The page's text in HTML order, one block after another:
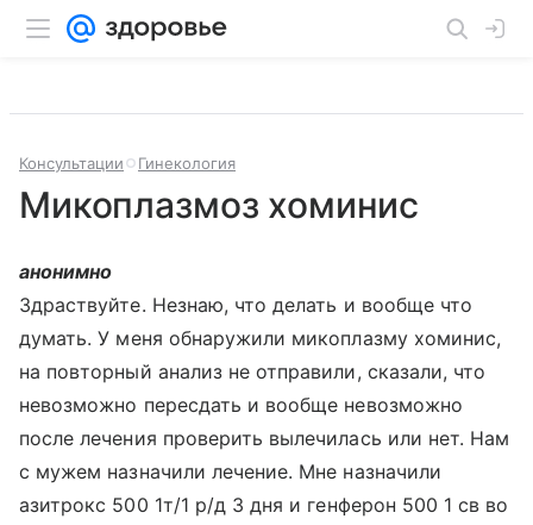
Консультации Гинекология
Микоплазмоз хоминис
анонимно
Здраствуйте. Незнаю, что делать и вообще что
думать. У меня обнаружили микоплазму хоминис,
на повторный анализ не отправили, сказали, что
невозможно пересдать и вообще невозможно
после лечения проверить вылечилась или нет. Нам
с мужем назначили лечение. Мне назначили
азитрокс 500 1т/1 р/д 3 дня и генферон 500 1 св во